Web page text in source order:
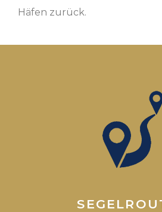
Häfen zurück.